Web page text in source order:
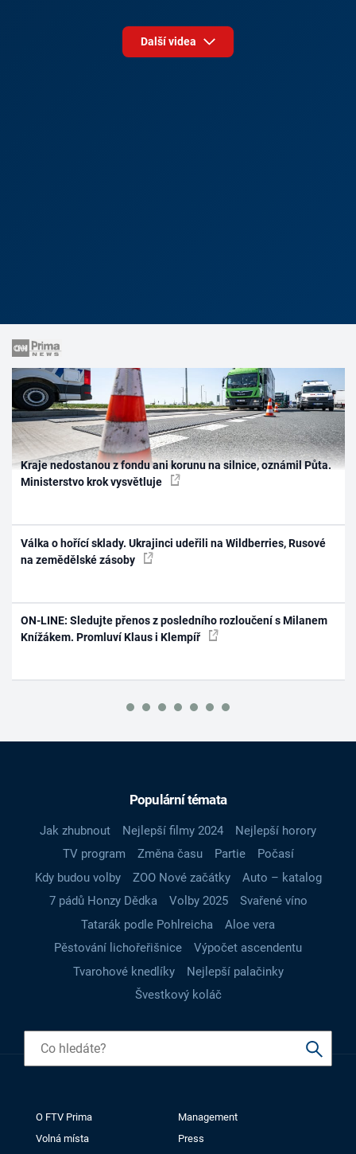
Další videa
Kraje nedostanou z fondu ani korunu na silnice, oznámil Půta.
Ministerstvo krok vysvětluje
Válka o hořící sklady. Ukrajinci udeřili na Wildberries, Rusové
na zemědělské zásoby
ON-LINE: Sledujte přenos z posledního rozloučení s Milanem
Knížákem. Promluví Klaus i Klempíř
Populární témata
Jak zhubnout Nejlepší filmy 2024
Nejlepší horory
TV program
Změna času Partie
Počasí
Kdy budou volby
ZOO Nové začátky
Auto – katalog
7 pádů Honzy Dědka
Volby 2025
Svařené víno
Tatarák podle Pohlreicha
Aloe vera
Pěstování lichořeřišnice
Výpočet ascendentu
Tvarohové knedlíky
Nejlepší palačinky
Švestkový koláč
O FTV Prima
Management
Volná místa
Press